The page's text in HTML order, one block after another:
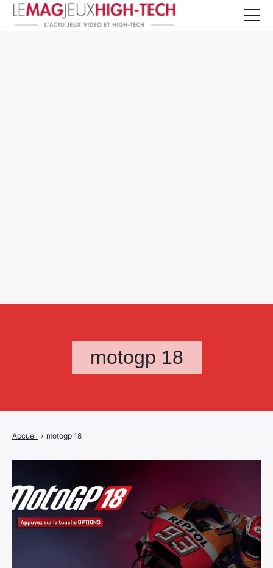
motogp 18
Accueil › motogp 18